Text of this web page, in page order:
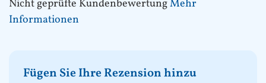
Nicht geprüfte KundenbewertungMehr
Informationen
Fügen Sie Ihre Rezension hinzu